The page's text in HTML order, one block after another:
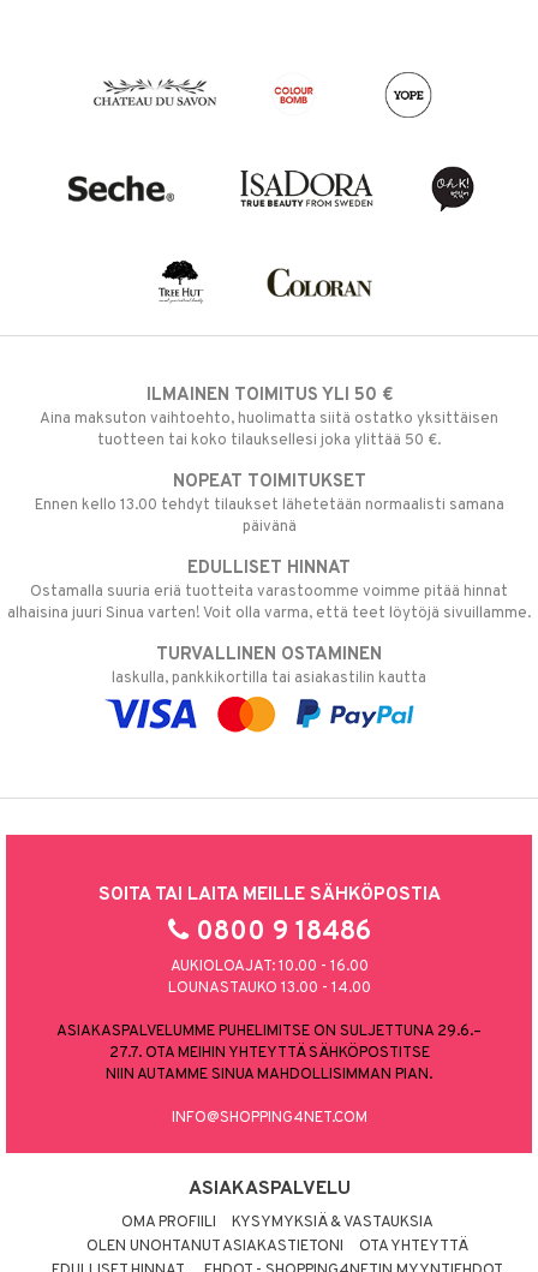
ILMAINEN TOIMITUS YLI 50 €
Aina maksuton vaihtoehto, huolimatta siitä ostatko yksittäisen
tuotteen tai koko tilauksellesi joka ylittää 50 €.
NOPEAT TOIMITUKSET
Ennen kello 13.00 tehdyt tilaukset lähetetään normaalisti samana
päivänä
EDULLISET HINNAT
Ostamalla suuria eriä tuotteita varastoomme voimme pitää hinnat
alhaisina juuri Sinua varten! Voit olla varma, että teet löytöjä sivuillamme.
TURVALLINEN OSTAMINEN
laskulla, pankkikortilla tai asiakastilin kautta
SOITA TAI LAITA MEILLE SÄHKÖPOSTIA
0800 9 18486
AUKIOLOAJAT: 10.00 - 16.00
LOUNASTAUKO 13.00 - 14.00
ASIAKASPALVELUMME PUHELIMITSE ON SULJETTUNA 29.6.–
27.7. OTA MEIHIN YHTEYTTÄ SÄHKÖPOSTITSE
NIIN AUTAMME SINUA MAHDOLLISIMMAN PIAN.
INFO@SHOPPING4NET.COM
ASIAKASPALVELU
OMA PROFIILI
KYSYMYKSIÄ & VASTAUKSIA
OLEN UNOHTANUT ASIAKASTIETONI
OTA YHTEYTTÄ